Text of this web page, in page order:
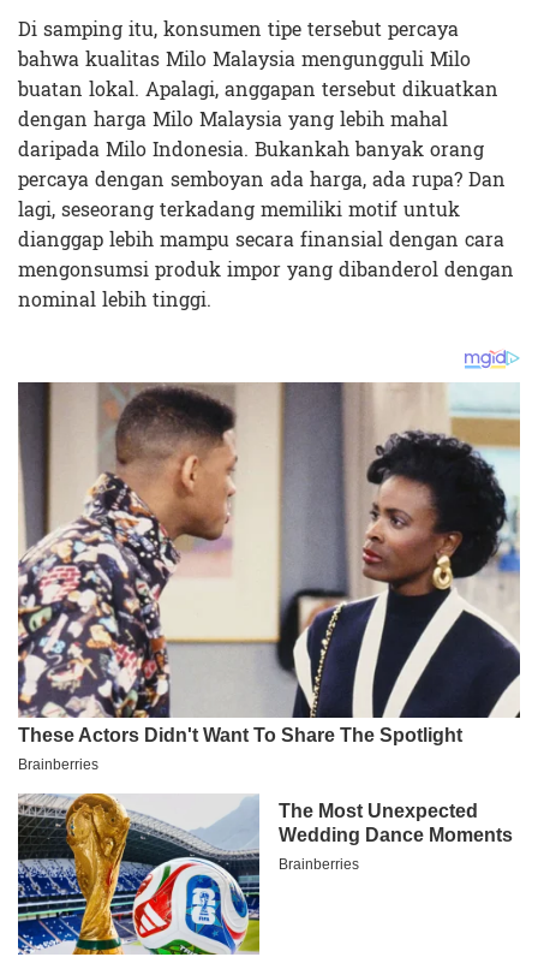
Di samping itu, konsumen tipe tersebut percaya
bahwa kualitas Milo Malaysia mengungguli Milo
buatan lokal. Apalagi, anggapan tersebut dikuatkan
dengan harga Milo Malaysia yang lebih mahal
daripada Milo Indonesia. Bukankah banyak orang
percaya dengan semboyan ada harga, ada rupa? Dan
lagi, seseorang terkadang memiliki motif untuk
dianggap lebih mampu secara finansial dengan cara
mengonsumsi produk impor yang dibanderol dengan
nominal lebih tinggi.